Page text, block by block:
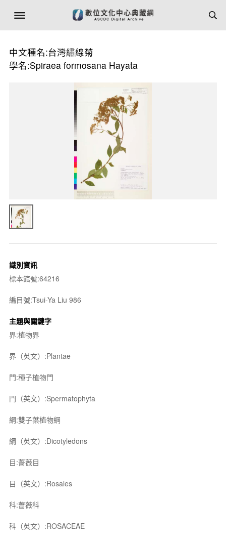
中文種名:台灣繡線菊
學名:Spiraea formosana Hayata
識別資訊
標本館號:64216
編目號:Tsui-Ya Liu 986
主題與關鍵字
界:植物界
界（英文）:Plantae
門:種子植物門
門（英文）:Spermatophyta
綱:雙子葉植物綱
綱（英文）:Dicotyledons
目:薔薇目
目（英文）:Rosales
科:薔薇科
科（英文）:ROSACEAE